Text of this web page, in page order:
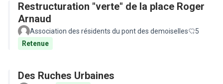
Restructuration "verte" de la place Roger
Arnaud
Association des résidents du pont des demoiselles
5
Retenue
Des Ruches Urbaines